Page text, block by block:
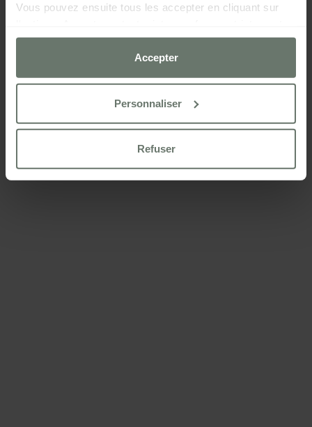
Vous pouvez ensuite tous les accepter en cliquant sur
nécessaires en cliquant sur « Refuser » ou les configurer
selon vos préférences à l'aide du bouton
« Personnaliser ».
Pour plus d'informations, veuillez consulter notre
Politique de cookies
Accepter
Personnaliser
Refuser